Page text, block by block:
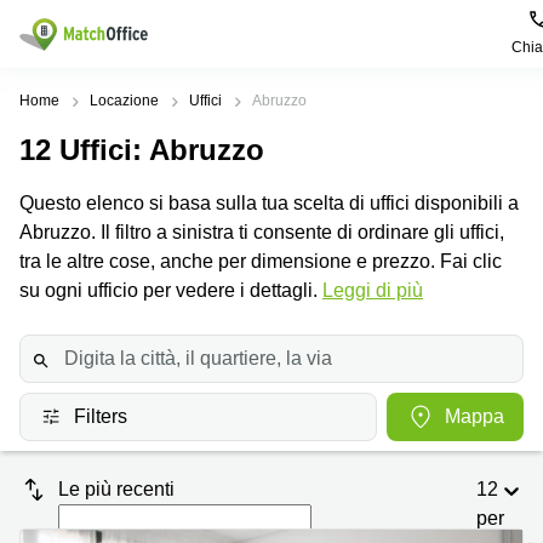
Dare in locazione e affittare
Tipologie di
commerciali
Ufficio
Business
Coworking
Sala
Riunioni
Virtuale
Zone
Genova
Milano
Palermo
Bari
Torino
Firenze
Ricerche
Coworking
Lazio
Coworking
Uffici
in
Vicenza
Palermo
Uffici
Aiuto
Chi Siamo
Metti in elenco il tuo ufficio
Prezzo
Accesso
Home Locazione Uffici Abruzzo
12 Uffici: Abruzzo
Questo elenco si basa sulla tua scelta di uffici disponibili a
Abruzzo. Il filtro a sinistra ti consente di ordinare gli uffici,
tra le altre cose, anche per dimensione e prezzo. Fai clic
su ogni ufficio per vedere i dettagli. Leggi di più
Filters Mappa
Le più recenti
12
per